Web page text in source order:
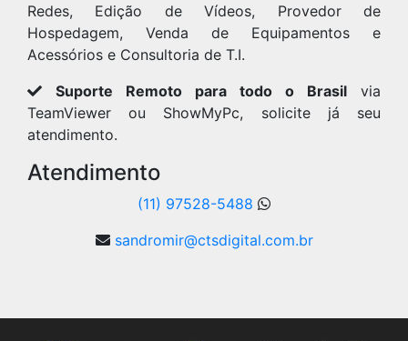
Redes, Edição de Vídeos, Provedor de
Hospedagem, Venda de Equipamentos e
Acessórios e Consultoria de T.I.
Suporte Remoto para todo o Brasil via
TeamViewer ou ShowMyPc, solicite já seu
atendimento.
Atendimento
(11) 97528-5488
sandromir@ctsdigital.com.br